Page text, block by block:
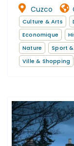
Cuzco
Culture & Arts
Economique
Nature
Sport
Ville & Shopping